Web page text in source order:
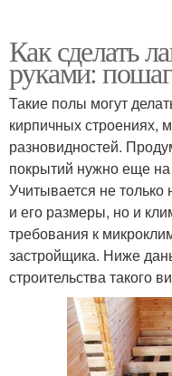
Как сделать
руками:
Такие полы могут
кирпичных строениях,
разновидностей.
покрытий нужно еще
Учитывается не
и его размеры, но и
требования к
застройщика. Ниже
строительства такого